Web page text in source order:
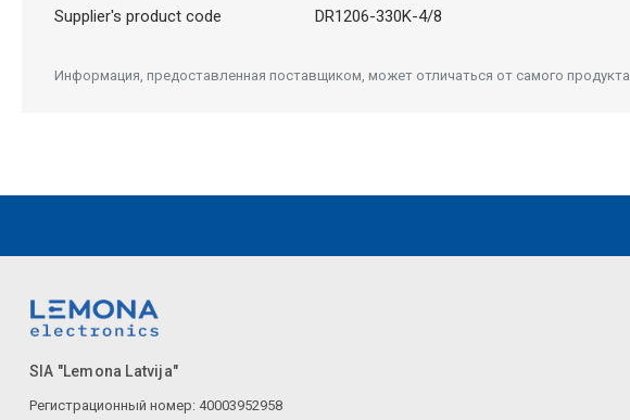
Supplier's product code DR1206-330K-4/8
Информация, предоставленная поставщиком, может отличаться от самого
SIA "Lemona Latvija"
Регистрационный номер: 40003952958